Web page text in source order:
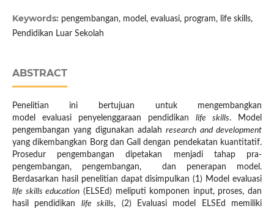
Keywords: pengembangan, model, evaluasi, program, life skills,
Pendidikan Luar Sekolah
ABSTRACT
Penelitian ini bertujuan untuk mengembangkan
model evaluasi penyelenggaraan pendidikanlife skills. Model
pengembangan yang digunakan adalahresearch and development
yang dikembangkan Borg dan Gall dengan pendekatan kuantitatif.
Prosedur pengembangan dipetakan menjadi tahap pra-
pengembangan, pengembangan, dan penerapan model.
Berdasarkan hasil penelitian dapat disimpulkan (1) Model evaluasi
life skills education (ELSEd) meliputi komponen input, proses, dan
hasil pendidikan life skills, (2) Evaluasi model ELSEd memiliki